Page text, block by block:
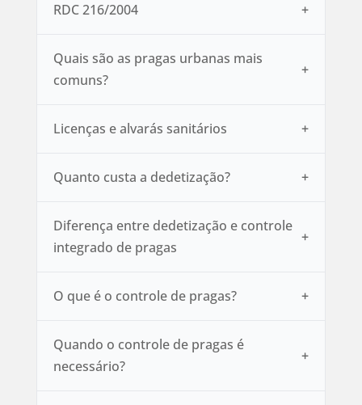
RDC 216/2004
Quais são as pragas urbanas mais
comuns?
Licenças e alvarás sanitários
Quanto custa a dedetização?
Diferença entre dedetização e controle
integrado de pragas
O que é o controle de pragas?
Quando o controle de pragas é
necessário?